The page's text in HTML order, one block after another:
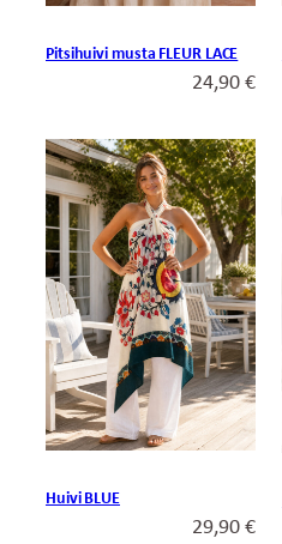
Pitsihuivi musta FLEUR LACE
24,90€
Huivi BLUE
29,90€